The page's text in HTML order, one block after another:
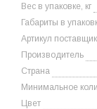
Вес в упаковке, кг
Габариты в
Артикул
Производитель
Страна
Минимальное
Цвет